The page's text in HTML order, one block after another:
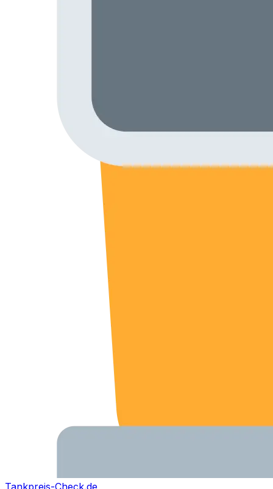
Tankpreis-Check.de